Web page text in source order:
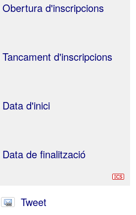
Obertura d'inscripcions
Tancament d'inscripcions
Data d'inici
Data de finalització
Tweet